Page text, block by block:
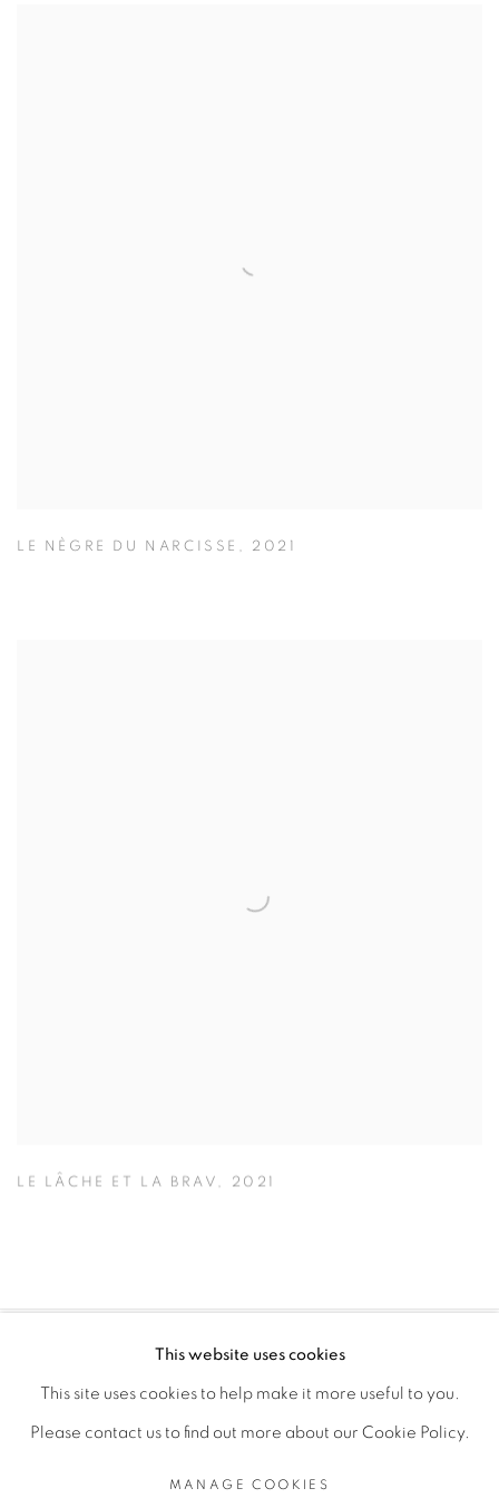
LE NÈGRE DU NARCISSE 2021
LE LÂCHE ET LA BRAV 2021
MANAGE COOKIES
COPYRIGHT © 2026 GALERIE CÉCILE FAKHOURY
SITE BY ARTLOGIC
This website uses cookies
This site uses cookies to help make it more useful to you.
Please contact us to find out more about our Cookie Policy.
MANAGE COOKIES